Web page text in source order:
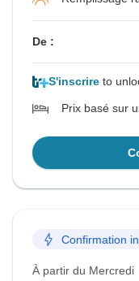
De :
S'inscrire to
Prix basé sur
Confirmation
À partir du Mercredi